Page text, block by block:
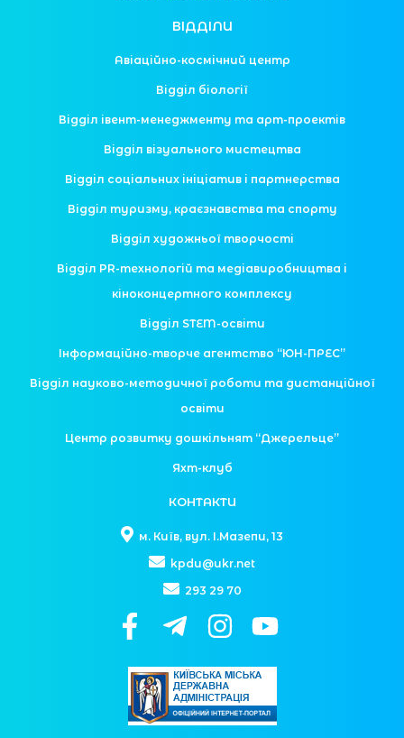
ВІДДІЛИ
Авіаційно-космічний центр
Відділ біології
Відділ івент-менеджменту та арт-проектів
Відділ візуального мистецтва
Відділ соціальних ініціатив і партнерства
Відділ туризму, краєзнавства та спорту
Відділ художньої творчості
Відділ PR-технологій та медіавиробництва і
кіноконцертного комплексу
Відділ STEM-освіти
Інформаційно-творче агентство “ЮН-ПРЕС”
Відділ науково-методичної роботи та дистанційної
освіти
Центр розвитку дошкільнят “Джерельце”
Яхт-клуб
КОНТАКТИ
м. Київ, вул. І.Мазепи, 13
kpdu@ukr.net
293 29 70